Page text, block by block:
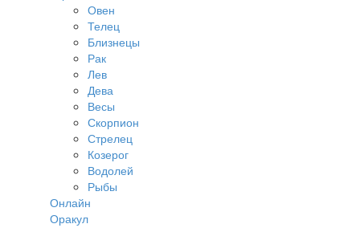
Овен
Телец
Близнецы
Рак
Лев
Дева
Весы
Скорпион
Стрелец
Козерог
Водолей
Рыбы
Онлайн
Оракул